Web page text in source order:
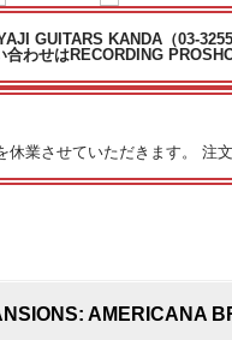
GUITARS KANDA（03-
わせはRECORDING
業させていただきます。 注
AMERICANA